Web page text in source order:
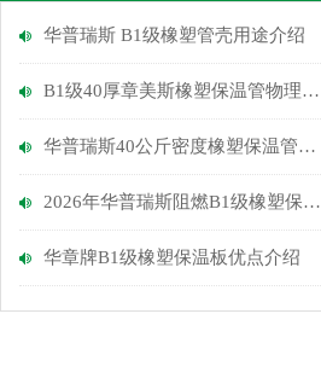
华普瑞斯 B1级橡塑管壳用途介绍
B1级40厚章美斯橡塑保温管物理性能介绍
华普瑞斯40公斤密度橡塑保温管优点
2026年华普瑞斯阻燃B1级橡塑保温管介绍
华章牌B1级橡塑保温板优点介绍